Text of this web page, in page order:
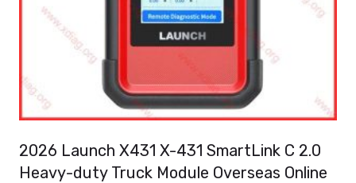
choisies
page
du
2026 Launch X431 X-431 SmartLink C 2.0
Heavy-duty Truck Module Overseas Online